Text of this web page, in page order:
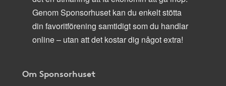
Genom Sponsorhuset kan du enkelt stötta
din favoritförening samtidigt som du handlar
online – utan att det kostar dig något extra!
Om Sponsorhuset